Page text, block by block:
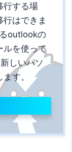
行する場
はできま
outlookの
ルを使って
しいパソ
す。